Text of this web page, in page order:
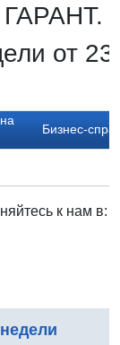
ГАРАНТ.
от
Бизнес-
к нам в: